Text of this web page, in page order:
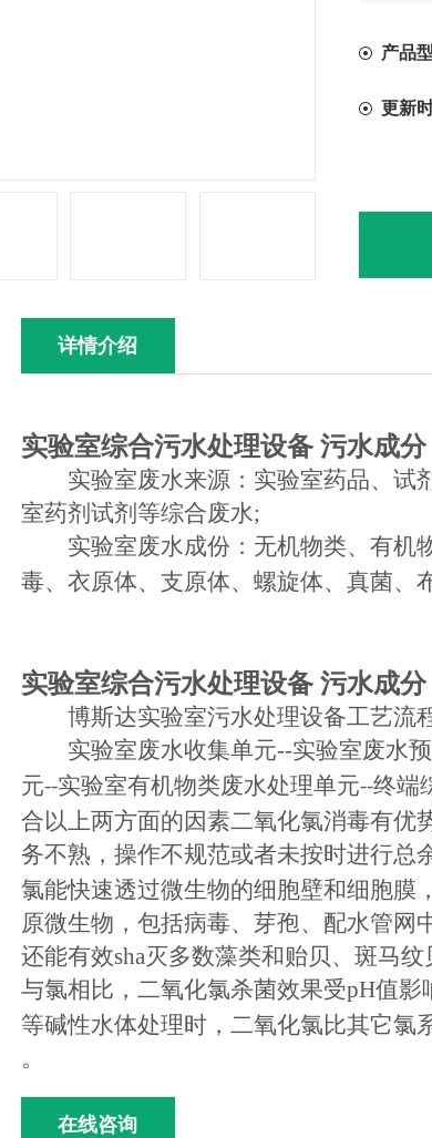
产品
更新
详情介绍
实验室综合污水处理设备 污水成分
实验室废水来源：实验室药品、试
室药剂试剂等综合废水;
实验室废水成份：无机物类、有机
毒、衣原体、支原体、螺旋体、真菌、
实验室综合污水处理设备 污水成分
博斯达实验室污水处理设备工艺流
实验室废水收集单元--实验室废水
元--实验室有机物类废水处理单元--终端
合以上两方面的因素二氧化氯消毒有优
务不熟，操作不规范或者未按时进行总
氯能快速透过微生物的细胞壁和细胞膜
原微生物，包括病毒、芽孢、配水管网
还能有效sha灭多数藻类和贻贝、斑马纹
与氯相比，二氧化氯杀菌效果受pH值影
等碱性水体处理时，二氧化氯比其它氯
。
在线咨询